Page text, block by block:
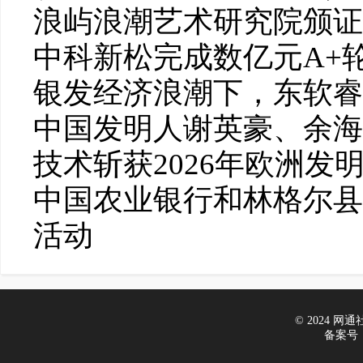
浪屿浪潮艺术研究院颁
中科新松完成数亿元A+
银发经济浪潮下，东软
中国发明人谢英豪、余
技术斩获2026年欧洲发
中国农业银行和林格尔
活动
© 2024 网通
备案号